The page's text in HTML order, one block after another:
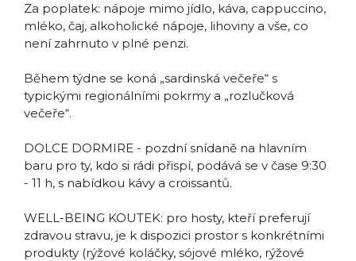
Za poplatek: nápoje mimo jídlo, káva, cappuccino,
mléko, čaj, alkoholické nápoje, lihoviny a vše, co
není zahrnuto v plné penzi.
Během týdne se koná „sardinská večeře“ s
typickými regionálními pokrmy a „rozlučková
večeře“.
DOLCE DORMIRE - pozdní snídaně na hlavním
baru pro ty, kdo si rádi přispí, podává se v čase 9:30
- 11 h, s nabídkou kávy a croissantů.
WELL-BEING KOUTEK: pro hosty, kteří preferují
zdravou stravu, je k dispozici prostor s konkrétními
produkty (rýžové koláčky, sójové mléko, rýžové